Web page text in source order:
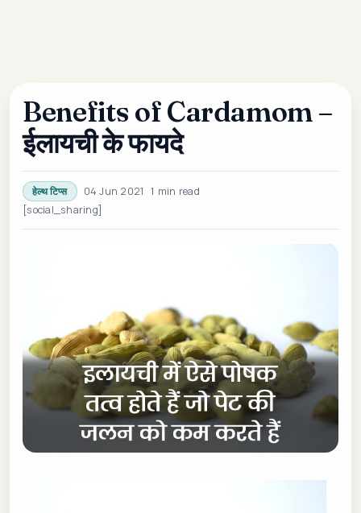
Benefits of Cardamom –
ईलायची के फायदे
हेल्थ टिप्स 04 Jun 2021
1 min read
[social_sharing]